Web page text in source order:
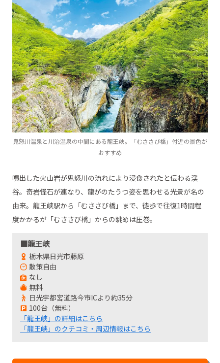
・大山千枚田【千葉県・鴨川市】
・観光農山鴨川江見花笠山【千葉県・鴨川市】
●東京都
・払沢の滝【東京都・檜原村】
●神奈川県
・箱根湿生花園【神奈川県・箱根町】
・長井海の手公園 ソレイユの丘【神奈川県・横須賀市】
●山梨県
・山中湖 花の都公園【山梨県・山中湖村】
●長野県
・大正池【長野県・松本市】
町】
・御射鹿池【長野県・茅野市】
・HAKUBA IWATAKE MOUNTAIN RESORT【長野県・白馬
●新潟県
・ザ・ヴェランダ石打丸山【新潟県・南魚沼市】
・湯沢高原パノラマパーク【新潟県・湯沢町】
・国営越後丘陵公園【新潟県・長岡市】
●静岡県
・伊豆パノラマパーク【静岡県・伊豆の国市】
・龍宮窟【静岡県・下田市】
鬼怒川温泉と川治温泉の中間にある龍王峡。「むささび橋」付近の景色が
おすすめ
噴出した火山岩が鬼怒川の流れにより浸食されたと伝わる渓
谷。奇岩怪石が連なり、龍がのたうつ姿を思わせる光景が名の
由来。龍王峡駅から「むささび橋」まで、徒歩で往復1時間程
度かかるが「むささび橋」からの眺めは圧巻。
■龍王峡
栃木県日光市藤原
散策自由
なし
無料
日光宇都宮道路今市ICより約35分
100台（無料）
「龍王峡」の詳細はこちら
「龍王峡」のクチコミ・周辺情報はこちら